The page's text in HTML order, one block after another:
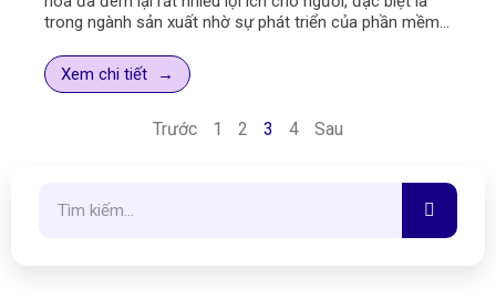
trong ngành sản xuất nhờ sự phát triển của phần mềm
không cần thiết và sự chậm trễ của dự án đồng thời
tăng năng suất, hiệu quả và lợi nhuận.
Xem chi tiết
Trước 1 2 3 4 Sau